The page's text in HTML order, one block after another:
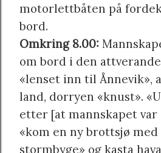
motorlettbåten på
bord.
Omkring 8.00:
om bord i den
«lenset inn til Ånnevik»,
land, dorryen «knust».
etter [at mannskapet
«kom en ny brottsjø
stormbyge» og kasta